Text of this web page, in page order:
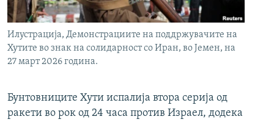
Илустрација, Демонстрациите на поддржувачите на
Хутите во знак на солидарност со Иран, во Јемен, на
27 март 2026 година.
Бунтовниците Хути испалија втора серија од
ракети во рок од 24 часа против Израел, додека